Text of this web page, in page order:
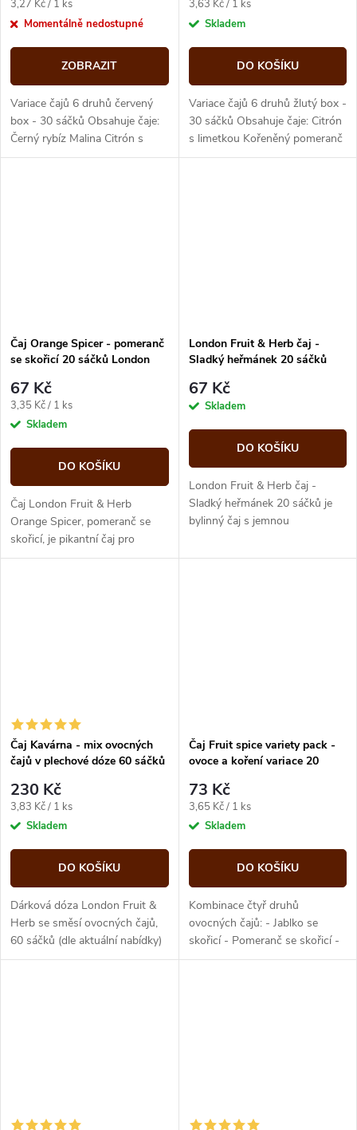
Měrná
cena:
3,27 Kč / 1 ks
Momentálně nedostupné
ZOBRAZIT
Variace čajů 6 druhů červený
box - 30 sáčků Obsahuje čaje:
Černý rybíz Malina Citrón s
limetkou Tropické ovoce Zázvor
Měrná
cena:
3,63 Kč / 1 ks
Skladem
DO KOŠÍKU
Variace čajů 6 druhů žlutý box -
30 sáčků Obsahuje čaje: Citrón
s limetkou Kořeněný pomeranč
Jablko s višní Broskev Jahoda s
Čaj Orange Spicer - pomeranč
se skořicí 20 sáčků London
67 Kč
Měrná
cena:
3,35 Kč / 1 ks
Skladem
DO KOŠÍKU
Čaj London Fruit & Herb
Orange Spicer, pomeranč se
skořicí, je pikantní čaj pro
zahřátí, ideální pro chladné
London Fruit & Herb čaj -
Sladký heřmánek 20 sáčků
67 Kč
Skladem
DO KOŠÍKU
London Fruit & Herb čaj -
Sladký heřmánek 20 sáčků je
bylinný čaj s jemnou
klidné chvíle odpočinku během
Čaj Kavárna - mix ovocných
čajů v plechové dóze 60 sáčků
230 Kč
Měrná
cena:
3,83 Kč / 1 ks
Skladem
DO KOŠÍKU
Dárková dóza London Fruit &
Herb se směsí ovocných čajů,
60 sáčků (dle aktuální nabídky)
Čaj Fruit spice variety pack -
ovoce a koření variace 20
73 Kč
Měrná
cena:
3,65 Kč / 1 ks
Skladem
DO KOŠÍKU
Kombinace čtyř druhů
ovocných čajů: - Jablko se
skořicí - Pomeranč se skořicí -
Černý rybíz - Citron s limetou